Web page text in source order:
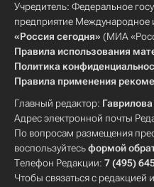
Учредитель: Федеральное
предприятие Международное
«Россия сегодня» (МИА
Правила использования
Политика
Правила применения
Главный редактор:
Адрес электронной почты
По вопросам размещения
воспользуйтесьформой
Телефон Редакции: 7 (495)
Чтобы связаться с редакцией